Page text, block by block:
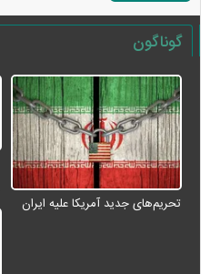
گوناگون
تحریم‌های جدید آمریکا علیه ایران